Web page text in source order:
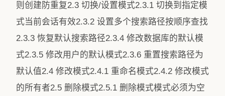
则创建防重复2.3 切换/设置模式2.3.1 切换到指定模
式当前会话有效2.3.2 设置多个搜索路径按顺序查找
2.3.3 恢复默认搜索路径2.3.4 修改数据库的默认模
式2.3.5 修改用户的默认模式2.3.6 重置搜索路径为
默认值2.4 修改模式2.4.1 重命名模式2.4.2 修改模式
的所有者2.5 删除模式2.5.1 删除模式模式必须为空